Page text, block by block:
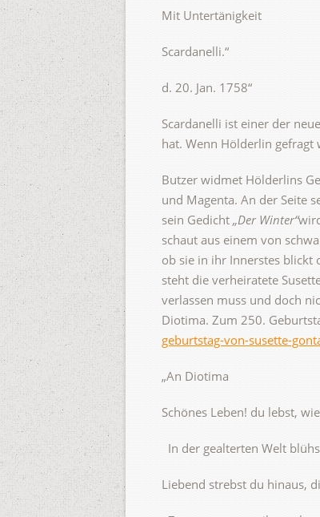
Mit Untertänigkeit
Scardanelli.“
d. 20. Jan. 1758“
Scardanelli ist einer der
hat. Wenn Hölderlin gefragt
Butzer widmet Hölderlins
und Magenta. An der Seite
sein Gedicht „Der Winter“
schaut aus einem von
ob sie in ihr Innerstes blickt
steht die verheiratete
verlassen muss und doch
Diotima. Zum 250.
geburtstag-von-susette-
„An Diotima
Schönes Leben! du lebst,
In der gealterten Welt
Liebend strebst du hinaus,